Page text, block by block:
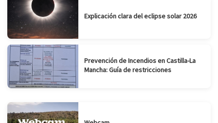
Explicación clara del eclipse solar 2026
Prevención de Incendios en Castilla-La
Mancha: Guía de restricciones